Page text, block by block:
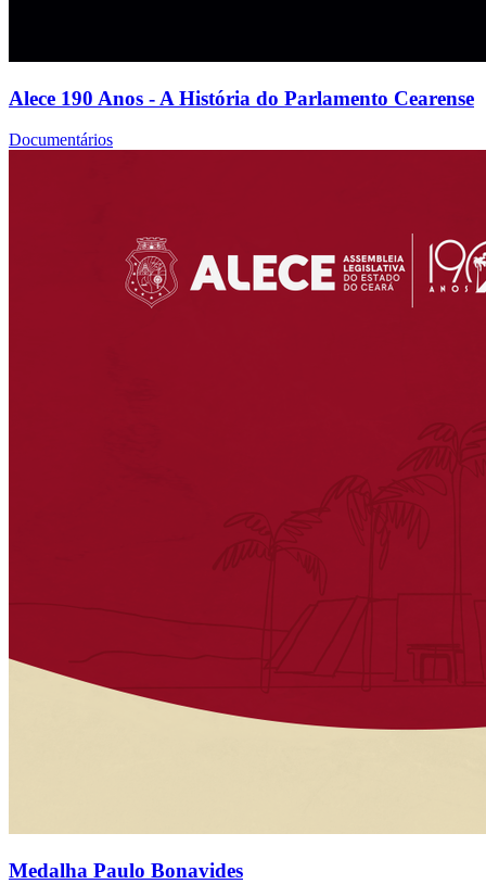
Alece 190 Anos - A História do Parlamento Cearense
Documentários
Medalha Paulo Bonavides